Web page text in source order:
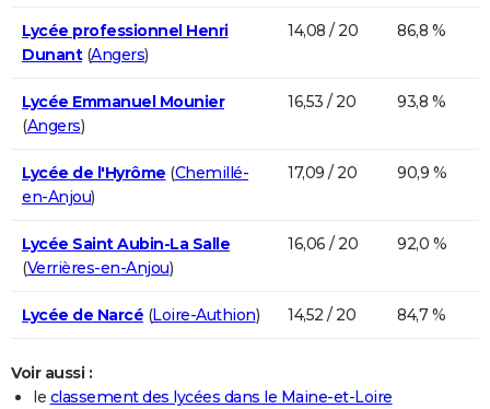
Lycée professionnel Henri
Dunant(Angers)
14,08 / 20 86,8 %
Lycée Emmanuel Mounier
(Angers)
16,53 / 20 93,8 %
Lycée de l'Hyrôme (Chemillé-
en-Anjou)
17,09 / 20 90,9 %
Lycée Saint Aubin-La Salle
(Verrières-en-Anjou)
16,06 / 20 92,0 %
Lycée de Narcé (Loire-Authion) 14,52 / 20 84,7 %
Voir aussi :
le classement des lycées dans le Maine-et-Loire